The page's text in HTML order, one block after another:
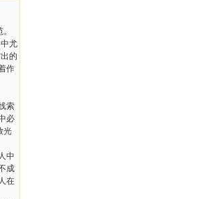
尤
的
作
索
必
光
中
成
在